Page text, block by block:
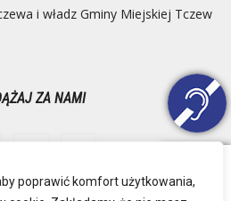
poprawić komfort użytkowania,
i władz Gminy Miejskiej Tczew
ZA NAMI